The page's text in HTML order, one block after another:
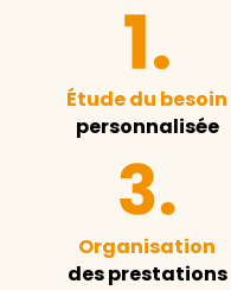
Étude du besoin
personnalisée
Organisation
des prestations